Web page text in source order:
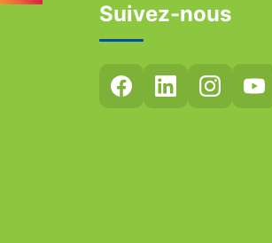
Suivez-nous